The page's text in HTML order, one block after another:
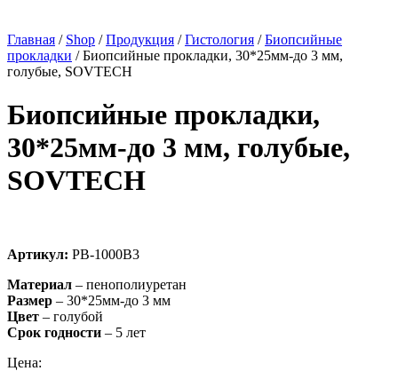
Главная / Shop /Продукция /Гистология /Биопсийные
прокладки /Биопсийные прокладки, 30*25мм-до 3 мм,
голубые, SOVTECH
Биопсийные прокладки,
30*25мм-до 3 мм, голубые,
SOVTECH
Артикул: PB-1000B3
Материал – пенополиуретан
Размер – 30*25мм-до 3 мм
Цвет – голубой
Срок годности – 5 лет
Цена: